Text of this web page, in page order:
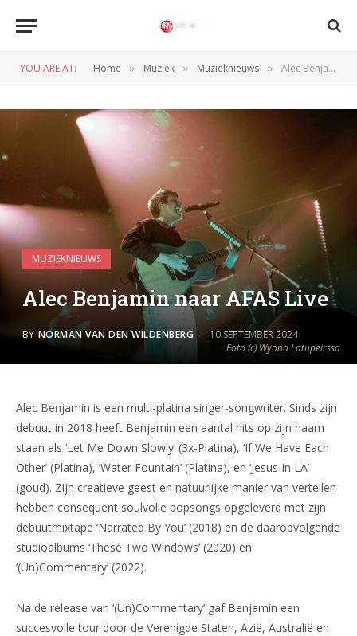
YOU ARE AT: Home » Muziek » Muzieknieuws » Alec Benjamin naar AFAS Live
Foto (c) Wyona Latupeirssa
MUZIEKNIEUWS
Alec Benjamin naar AFAS Live
BY NORMAN VAN DEN WILDENBERG 10 SEPTEMBER 2024
Alec Benjamin is een multi-platina singer-songwriter. Sinds zijn
debuut in 2018 heeft Benjamin een aantal hits op zijn naam
staan als ‘Let Me Down Slowly’ (3x-Platina), ‘If We Have Each
Other’ (Platina), ‘Water Fountain’ (Platina), en ‘Jesus In LA’
(goud). Zijn creatieve geest en natuurlijke manier van vertellen
hebben consequent soulvolle popsongs opgeleverd met zijn
debuutmixtape ‘Narrated By You’ (2018) en de daaropvolgende
studioalbums ‘These Two Windows’ (2020) en
‘(Un)Commentary’ (2022).
Na de release van ‘(Un)Commentary’ gaf Benjamin een
succesvolle tour door de Verenigde Staten, Azië, Australië en